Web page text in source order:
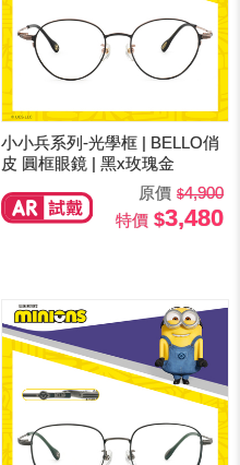
小小兵系列-光學框 | BELLO俏
皮 圓框眼鏡 | 黑x玫瑰金
原價
4,900
特價
3,480